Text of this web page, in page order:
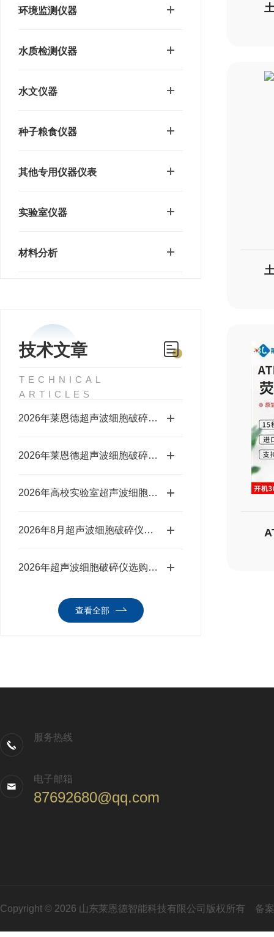
环境监测仪器
水质检测仪器
水文仪器
种子粮食仪器
其他专用仪器仪表
实验室仪器
材料分析
技术文章
TECHNICAL
ARTICLES
2026年莱恩德超声波细胞破碎仪实验室选型测评
2026年莱恩德超声波细胞破碎仪科研选型攻略
2026年高校实验室超声波细胞破碎仪选购全指南
2026年8月超声波细胞破碎仪怎么选？药检院适用测评
2026年超声波细胞破碎仪选购攻略（适配第三方检测）
查看全部
服务热线
电子邮箱
87692680@qq.com
Copyright © 2026 山东莱恩德智能科技有限公司版权所有 备